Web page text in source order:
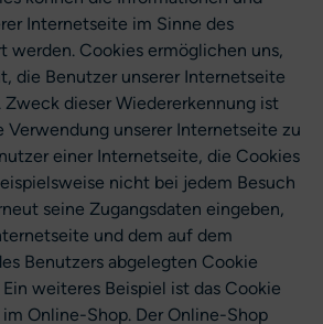
Internetseite im Sinne des
werden. Cookies ermöglichen uns,
die Benutzer unserer Internetseite
dieser Wiedererkennung ist
Verwendung unserer Internetseite zu
einer Internetseite, die Cookies
nicht bei jedem Besuch
seine Zugangsdaten eingeben,
und dem auf dem
Benutzers abgelegten Cookie
weiteres Beispiel ist das Cookie
im Online-Shop. Der Online-Shop